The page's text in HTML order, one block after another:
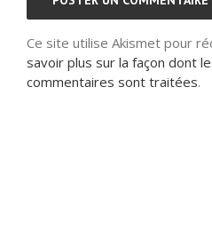
Ce site utilise Akismet pour
savoir plus sur la façon dont
commentaires sont traitées.